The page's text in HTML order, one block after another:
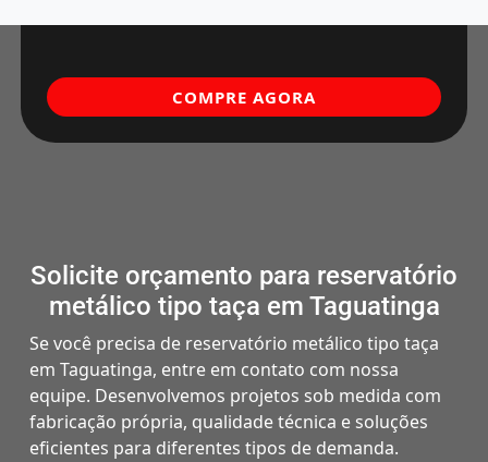
Solicite orçamento para reservatório
metálico tipo taça em Taguatinga
Se você precisa de reservatório metálico tipo taça
em Taguatinga, entre em contato com nossa
equipe. Desenvolvemos projetos sob medida com
fabricação própria, qualidade técnica e soluções
eficientes para diferentes tipos de demanda.
COMPRE AGORA